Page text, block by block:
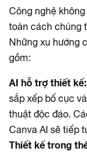
Công nghệ
toàn cách chúng
Những xu hướng
gồm:
AI hỗ trợ thiết kế:
sắp xếp bố cục
thuật độc đáo.
Canva AI sẽ tiếp
Thiết kế trong